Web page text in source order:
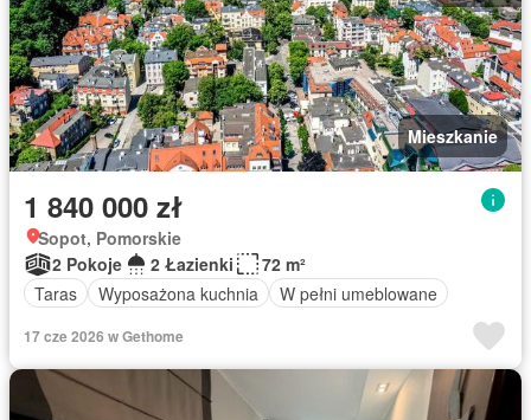
Mieszkanie
1 840 000 zł
Sopot, Pomorskie
2 Pokoje
2 Łazienki
72 m²
Taras
Wyposażona kuchnia W pełni umeblowane
17 cze 2026 w Gethome